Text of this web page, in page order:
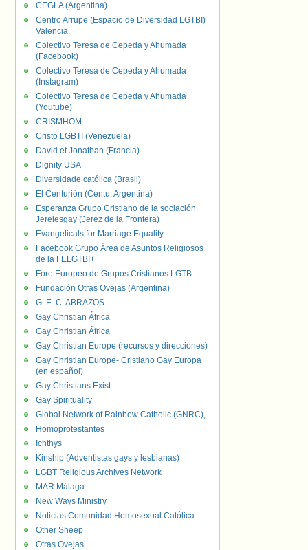
CEGLA (Argentina)
Centro Arrupe (Espacio de Diversidad LGTBI)
Valencia.
Colectivo Teresa de Cepeda y Ahumada
(Facebook)
Colectivo Teresa de Cepeda y Ahumada
(Instagram)
Colectivo Teresa de Cepeda y Ahumada
(Youtube)
CRISMHOM
Cristo LGBTI (Venezuela)
David et Jonathan (Francia)
Dignity USA
Diversidade católica (Brasil)
El Centurión (Centu, Argentina)
Esperanza Grupo Cristiano de la sociación
Jerelesgay (Jerez de la Frontera)
Evangelicals for Marriage Equality
Facebook Grupo Área de Asuntos Religiosos
de la FELGTBI+
Foro Europeo de Grupos Cristianos LGTB
Fundación Otras Ovejas (Argentina)
G. E. C. ABRAZOS
Gay Christian África
Gay Christian África
Gay Christian Europe (recursos y direcciones)
Gay Christian Europe- Cristiano Gay Europa
(en español)
Gay Christians Exist
Gay Spirituality
Global Network of Rainbow Catholic (GNRC),
Homoprotestantes
Ichthys
Kinship (Adventistas gays y lesbianas)
LGBT Religious Archives Network
MAR Málaga
New Ways Ministry
Noticias Comunidad Homosexual Católica
Other Sheep
Otras Ovejas